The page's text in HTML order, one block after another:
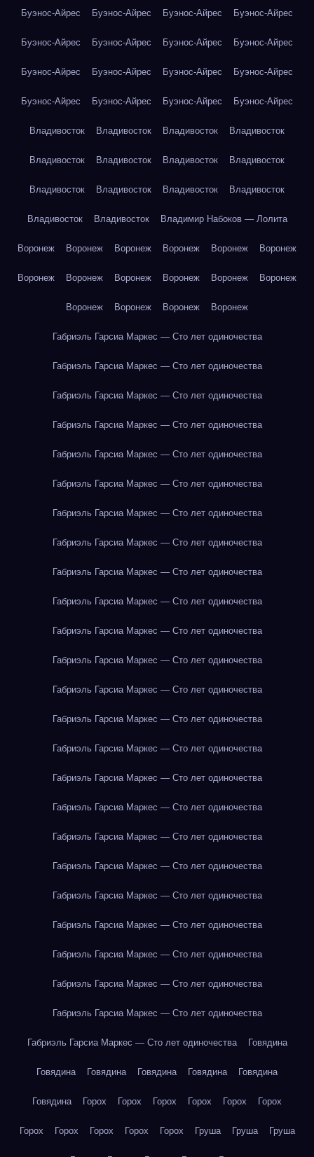
Буэнос-Айрес Буэнос-Айрес Буэнос-Айрес Буэнос-Айрес
Буэнос-Айрес Буэнос-Айрес Буэнос-Айрес Буэнос-Айрес
Буэнос-Айрес Буэнос-Айрес Буэнос-Айрес Буэнос-Айрес
Буэнос-Айрес Буэнос-Айрес Буэнос-Айрес Буэнос-Айрес
Владивосток Владивосток Владивосток Владивосток
Владивосток Владивосток Владивосток Владивосток
Владивосток Владивосток Владивосток Владивосток
Владивосток Владивосток Владимир Набоков — Лолита
Воронеж Воронеж Воронеж Воронеж Воронеж Воронеж
Воронеж Воронеж Воронеж Воронеж Воронеж Воронеж
Воронеж Воронеж Воронеж Воронеж
Габриэль Гарсиа Маркес — Сто лет одиночества
Габриэль Гарсиа Маркес — Сто лет одиночества
Габриэль Гарсиа Маркес — Сто лет одиночества
Габриэль Гарсиа Маркес — Сто лет одиночества
Габриэль Гарсиа Маркес — Сто лет одиночества
Габриэль Гарсиа Маркес — Сто лет одиночества
Габриэль Гарсиа Маркес — Сто лет одиночества
Габриэль Гарсиа Маркес — Сто лет одиночества
Габриэль Гарсиа Маркес — Сто лет одиночества
Габриэль Гарсиа Маркес — Сто лет одиночества
Габриэль Гарсиа Маркес — Сто лет одиночества
Габриэль Гарсиа Маркес — Сто лет одиночества
Габриэль Гарсиа Маркес — Сто лет одиночества
Габриэль Гарсиа Маркес — Сто лет одиночества
Габриэль Гарсиа Маркес — Сто лет одиночества
Габриэль Гарсиа Маркес — Сто лет одиночества
Габриэль Гарсиа Маркес — Сто лет одиночества
Габриэль Гарсиа Маркес — Сто лет одиночества
Габриэль Гарсиа Маркес — Сто лет одиночества
Габриэль Гарсиа Маркес — Сто лет одиночества
Габриэль Гарсиа Маркес — Сто лет одиночества
Габриэль Гарсиа Маркес — Сто лет одиночества
Габриэль Гарсиа Маркес — Сто лет одиночества
Габриэль Гарсиа Маркес — Сто лет одиночества
Габриэль Гарсиа Маркес — Сто лет одиночества Говядина
Говядина Говядина Говядина Говядина Говядина
Говядина Горох Горох Горох Горох Горох Горох
Горох Горох Горох Горох Горох Груша Груша Груша